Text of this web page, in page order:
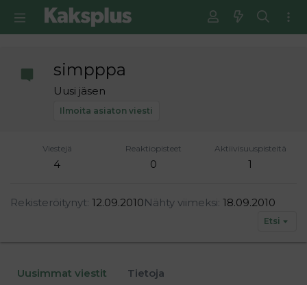
Ilmoita asiaton viesti
simpppa
Uusi jäsen
Viestejä
4
Reaktiopisteet
0
Aktiivisuuspisteitä
1
Rekisteröitynyt 12.09.2010Nähty viimeksi 18.09.2010
Etsi
Uusimmat viestit Tietoja